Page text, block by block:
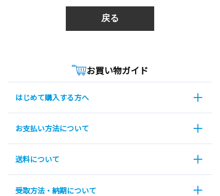
戻る
お買い物ガイド
はじめて購入する方へ
お支払い方法について
送料について
受取方法・納期について